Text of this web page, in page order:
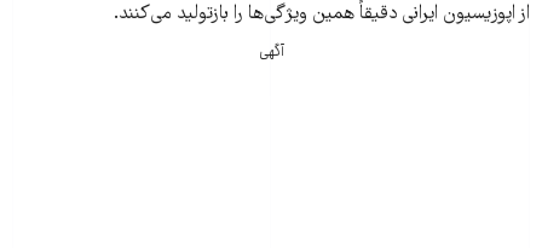
از اپوزیسیون ایرانی دقیقاً همین ویژگی‌ها را بازتولید می‌کنند.
آگهی